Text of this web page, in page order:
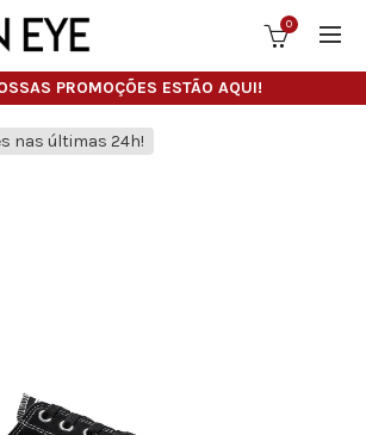
0
PROMOÇÕES ESTÃO AQUI!
nas últimas 24h!